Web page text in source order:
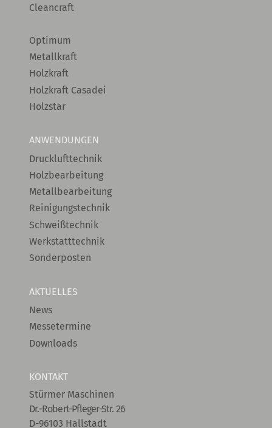
Cleancraft
Optimum
Metallkraft
Holzkraft
Holzkraft Casadei
Holzstar
ANWENDUNGEN
Drucklufttechnik
Holzbearbeitung
Metallbearbeitung
Reinigungstechnik
Schweißtechnik
Werkstatttechnik
Sonderposten
AKTUELLES
News
Messetermine
Downloads
KONTAKT
Stürmer Maschinen
Dr.-Robert-Pfleger-Str. 26
D-96103 Hallstadt